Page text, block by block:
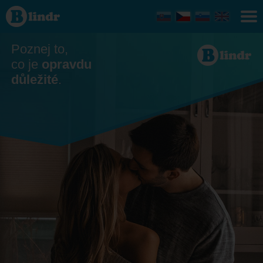
Seznamka
- On
hledá ji
Poznej to,
co je opravdu
důležité.